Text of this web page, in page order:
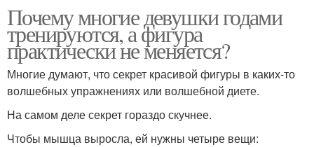
Почему многие девушки годами
тренируются, а фигура
практически не меняется?
Многие думают, что секрет красивой фигуры в каких-то
волшебных упражнениях или волшебной диете.
На самом деле секрет гораздо скучнее.
Чтобы мышца выросла, ей нужны четыре вещи: